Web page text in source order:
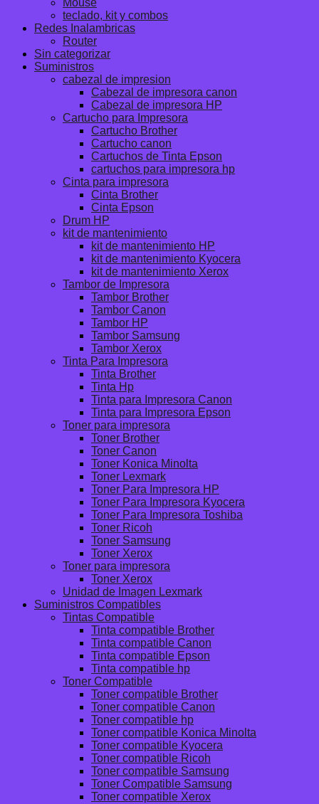
Mouse
teclado, kit y combos
Redes Inalambricas
Router
Sin categorizar
Suministros
cabezal de impresion
Cabezal de impresora canon
Cabezal de impresora HP
Cartucho para Impresora
Cartucho Brother
Cartucho canon
Cartuchos de Tinta Epson
cartuchos para impresora hp
Cinta para impresora
Cinta Brother
Cinta Epson
Drum HP
kit de mantenimiento
kit de mantenimiento HP
kit de mantenimiento Kyocera
kit de mantenimiento Xerox
Tambor de Impresora
Tambor Brother
Tambor Canon
Tambor HP
Tambor Samsung
Tambor Xerox
Tinta Para Impresora
Tinta Brother
Tinta Hp
Tinta para Impresora Canon
Tinta para Impresora Epson
Toner para impresora
Toner Brother
Toner Canon
Toner Konica Minolta
Toner Lexmark
Toner Para Impresora HP
Toner Para Impresora Kyocera
Toner Para Impresora Toshiba
Toner Ricoh
Toner Samsung
Toner Xerox
Toner para impresora
Toner Xerox
Unidad de Imagen Lexmark
Suministros Compatibles
Tintas Compatible
Tinta compatible Brother
Tinta compatible Canon
Tinta compatible Epson
Tinta compatible hp
Toner Compatible
Toner compatible Brother
Toner compatible Canon
Toner compatible hp
Toner compatible Konica Minolta
Toner compatible Kyocera
Toner compatible Ricoh
Toner compatible Samsung
Toner Compatible Samsung
Toner compatible Xerox